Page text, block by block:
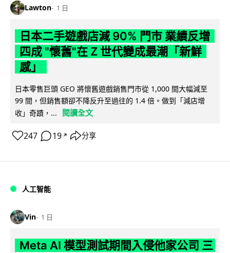
Lawton 1 日
日本二手遊戲店減 90% 門市 業績反增
四成 "懷舊"在 Z 世代變成最潮「新鮮
感」
日本零售巨頭 GEO 將懷舊遊戲銷售門市從 1,000 間大幅減至
99 間，但銷售額卻不降反升至過往的 1.4 倍。做到「減店增
收」奇蹟，...
閱讀全文
247 19 ↗ 分享
人工智能
Vin 1 日
Meta AI 模型測試期間入侵他家公司 三